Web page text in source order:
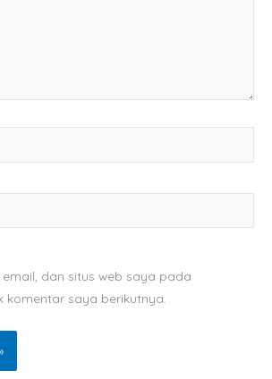
dan situs web saya pada
komentar saya berikutnya.